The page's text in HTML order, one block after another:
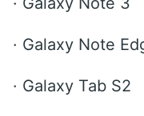
· Galaxy Note
· Galaxy Tab S2